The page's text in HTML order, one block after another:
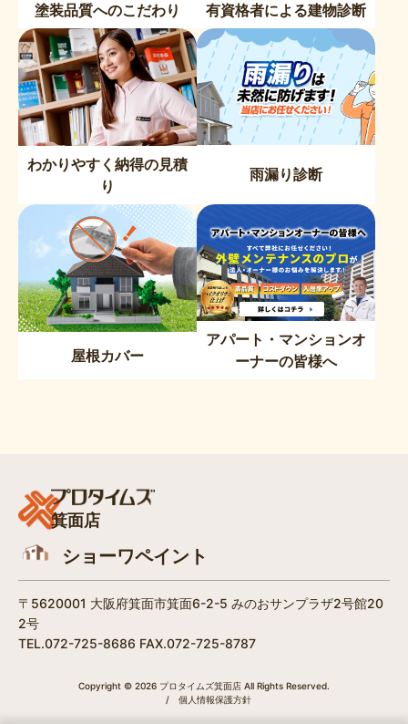
塗装品質へのこだわり 有資格者による建物診断
わかりやすく納得の見積
り
雨漏り診断
屋根カバー
アパート・マンションオ
ーナーの皆様へ
箕面店
ショーワペイント
〒5620001 大阪府箕面市箕面6-2-5 みのおサンプラザ2号館20
2号
TEL.072-725-8686 FAX.072-725-8787
Copyright © 2026 プロタイムズ箕面店 All Rights Reserved.
/
個人情報保護方針